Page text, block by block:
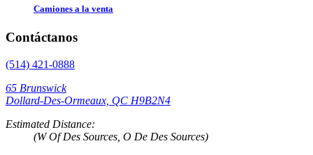
Camiones a la venta
Contáctanos
(514) 421-0888
65 Brunswick
Dollard-Des-Ormeaux, QC H9B2N4
Estimated Distance:
(W Of Des Sources, O De Des Sources)